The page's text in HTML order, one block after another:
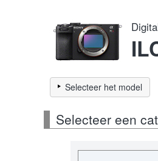
Selecteer het model
Selecteer een